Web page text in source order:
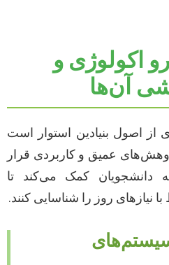
اکولوژی و
آن‌ها
از اصول بنیادین استوار است
عمیق و کاربردی قرار
دانشجویان کمک می‌کند تا
نیازهای روز را شناسایی کنند.